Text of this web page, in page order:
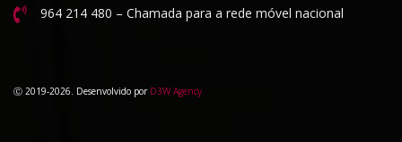
964 214 480 – Chamada para a rede móvel nacional
Ⓒ 2019-2026. Desenvolvido por D3W Agency